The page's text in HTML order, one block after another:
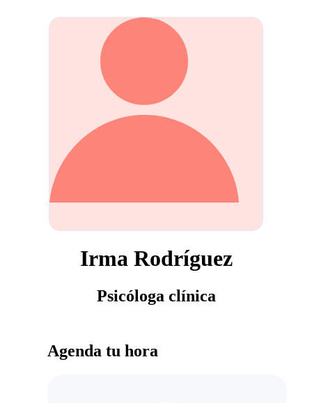
Irma Rodríguez
Psicóloga clínica
Agenda tu hora